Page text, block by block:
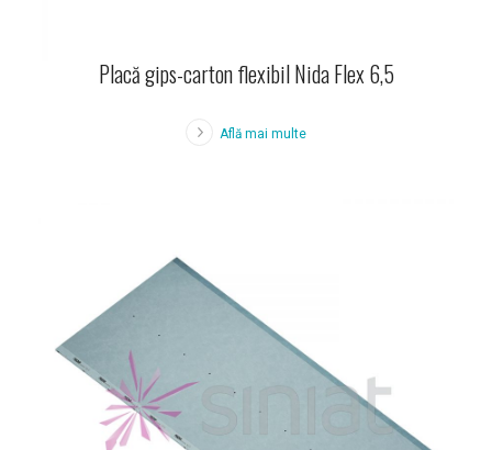
Placă gips-carton flexibil Nida Flex 6,5
Află mai multe